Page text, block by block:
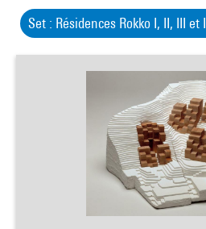
Set : Résidences Rokko I, II, III et